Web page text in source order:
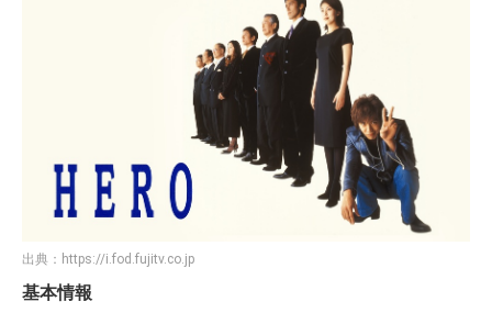
出典： https://i.fod.fujitv.co.jp
基本情報